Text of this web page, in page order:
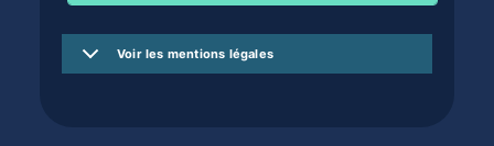
Voir les mentions légales